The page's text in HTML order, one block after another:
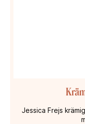
Jessica Frejs